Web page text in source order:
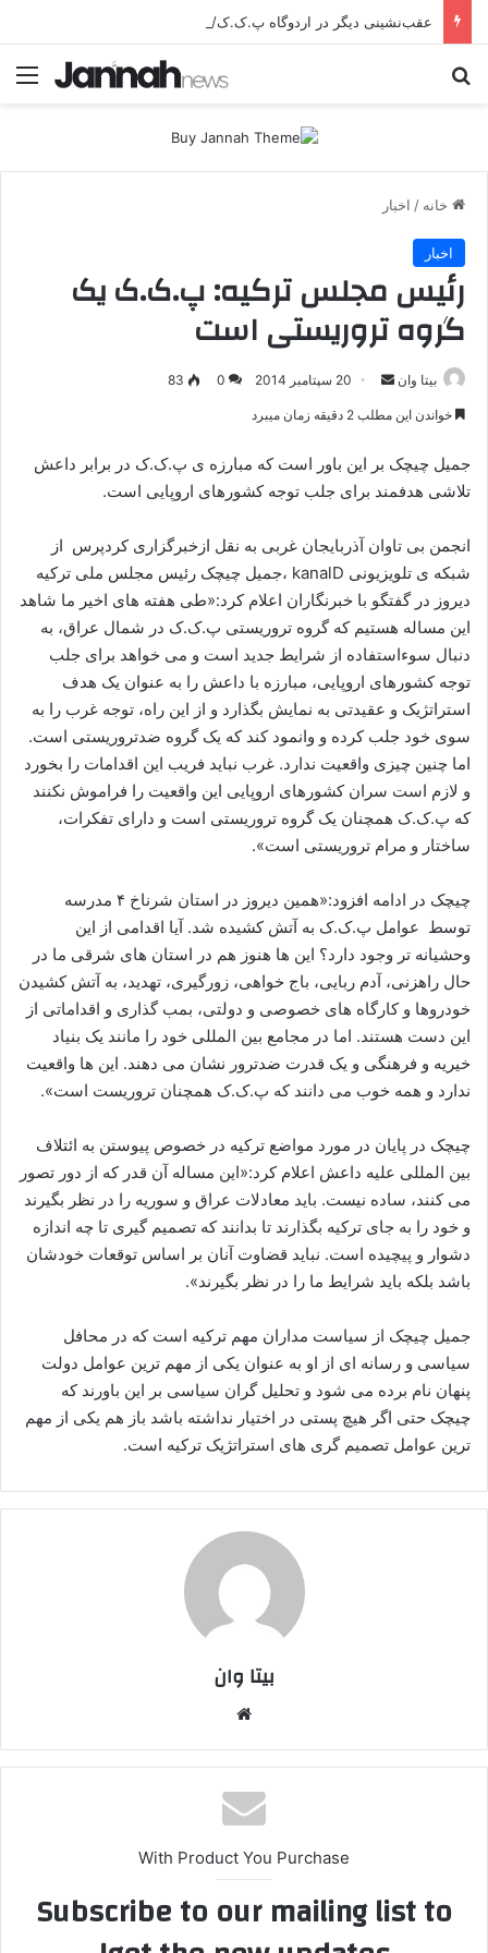
خانه / اخبار
اخبار
رئیس مجلس ترکیه: پ.ک.ک یک
گروه تروریستی است
بیتا وان
ر
ل
20 سپتامبر 2014 0
83
خواندن این مطلب 2 دقیقه زمان میبرد
جمیل چیچک بر این باور است که مبارزه ی پ.ک.ک در برابر داعش
تلاشی هدفمند برای جلب توجه کشورهای اروپایی است.
انجمن بی تاوان آذربایجان غربی به نقل ازخبرگزاری کردپرس از
شبکه ی تلویزیونی kanalD ،جمیل چیچک رئیس مجلس ملی ترکیه
دیروز در گفتگو با خبرنگاران اعلام کرد:«طی هفته های اخیر ما شاهد
این مساله هستیم که گروه تروریستی پ.ک.ک در شمال عراق، به
دنبال سوءاستفاده از شرایط جدید است و می خواهد برای جلب
توجه کشورهای اروپایی، مبارزه با داعش را به عنوان یک هدف
استراتژیک و عقیدتی به نمایش بگذارد و از این راه، توجه غرب را به
سوی خود جلب کرده و وانمود کند که یک گروه ضدتروریستی است.
اما چنین چیزی واقعیت ندارد. غرب نباید فریب این اقدامات را بخورد
و لازم است سران کشورهای اروپایی این واقعیت را فراموش نکنند
که پ.ک.ک همچنان یک گروه تروریستی است و دارای تفکرات،
ساختار و مرام تروریستی است».
چیچک در ادامه افزود:«همین دیروز در استان شرناخ ۴ مدرسه
توسط عوامل پ.ک.ک به آتش کشیده شد. آیا اقدامی از این
وحشیانه تر وجود دارد؟ این ها هنوز هم در استان های شرقی ما در
حال راهزنی، آدم ربایی، باج خواهی، زورگیری، تهدید، به آتش کشیدن
خودروها و کارگاه های خصوصی و دولتی، بمب گذاری و اقداماتی از
این دست هستند. اما در مجامع بین المللی خود را مانند یک بنیاد
خیریه و فرهنگی و یک قدرت ضدترور نشان می دهند. این ها واقعیت
ندارد و همه خوب می دانند که پ.ک.ک همچنان تروریست است».
چیچک در پایان در مورد مواضع ترکیه در خصوص پیوستن به ائتلاف
بین المللی علیه داعش اعلام کرد:«این مساله آن قدر که از دور تصور
می کنند، ساده نیست. باید معادلات عراق و سوریه را در نظر بگیرند
و خود را به جای ترکیه بگذارند تا بدانند که تصمیم گیری تا چه اندازه
دشوار و پیچیده است. نباید قضاوت آنان بر اساس توقعات خودشان
باشد بلکه باید شرایط ما را در نظر بگیرند».
جمیل چیچک از سیاست مداران مهم ترکیه است که در محافل
سیاسی و رسانه ای از او به عنوان یکی از مهم ترین عوامل دولت
پنهان نام برده می شود و تحلیل گران سیاسی بر این باورند که
چیچک حتی اگر هیچ پستی در اختیار نداشته باشد باز هم یکی از مهم
ترین عوامل تصمیم گری های استراتژیک ترکیه است.
بیتا وان
With Product You Purchase
Subscribe to our mailing list to